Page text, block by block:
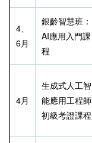
4、
6月
銀齡智慧班：
AI應用入門課
程
4月
生成式人工智
能應用工程師
初級考證課程